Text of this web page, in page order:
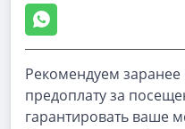
Рекомендуем
предоплату за
гарантировать ваше